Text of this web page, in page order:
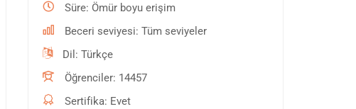
Süre Ömür boyu erişim
Beceri seviyesi Tüm seviyeler
Dil
Türkçe
Öğrenciler 14457
Sertifika Evet